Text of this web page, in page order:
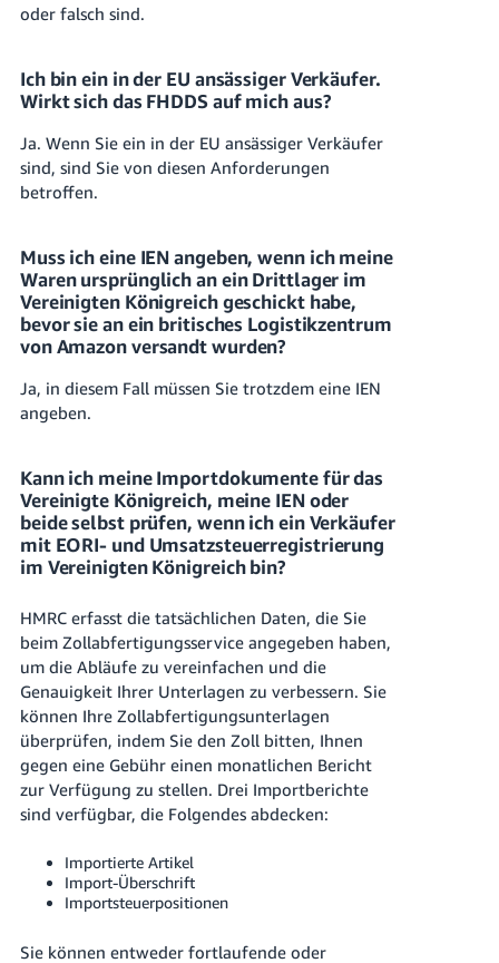
oder falsch sind.
Ich bin ein in der EU ansässiger Verkäufer.
Wirkt sich das FHDDS auf mich aus?
Ja. Wenn Sie ein in der EU ansässiger Verkäufer
sind, sind Sie von diesen Anforderungen
betroffen.
Muss ich eine IEN angeben, wenn ich meine
Waren ursprünglich an ein Drittlager im
Vereinigten Königreich geschickt habe,
bevor sie an ein britisches Logistikzentrum
von Amazon versandt wurden?
Ja, in diesem Fall müssen Sie trotzdem eine IEN
angeben.
Kann ich meine Importdokumente für das
Vereinigte Königreich, meine IEN oder
beide selbst prüfen, wenn ich ein Verkäufer
mit EORI- und Umsatzsteuerregistrierung
im Vereinigten Königreich bin?
HMRC erfasst die tatsächlichen Daten, die Sie
beim Zollabfertigungsservice angegeben haben,
um die Abläufe zu vereinfachen und die
Genauigkeit Ihrer Unterlagen zu verbessern. Sie
können Ihre Zollabfertigungsunterlagen
überprüfen, indem Sie den Zoll bitten, Ihnen
gegen eine Gebühr einen monatlichen Bericht
zur Verfügung zu stellen. Drei Importberichte
sind verfügbar, die Folgendes abdecken:
Importierte Artikel
Import-Überschrift
Importsteuerpositionen
Sie können entweder fortlaufende oder